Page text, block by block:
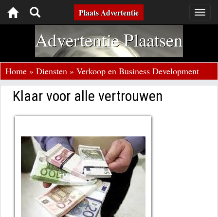
Toggle
navigation
Plaats Advertentie
Advertentie Plaatsen
Home » Diensten » Verkoop en Business Development
Klaar voor alle vertrouwen